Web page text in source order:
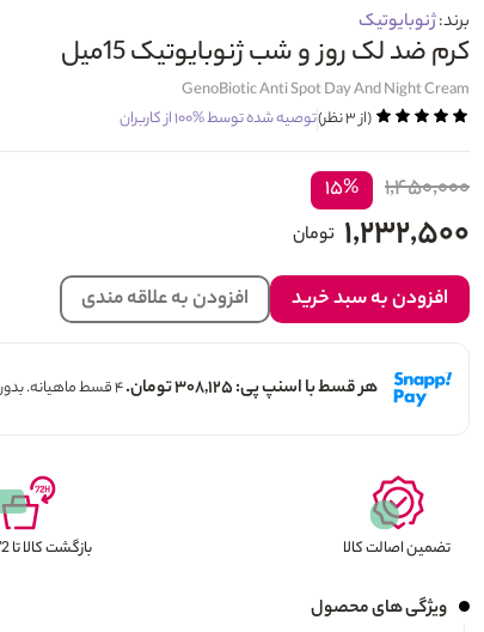
برند:ژنوبایوتیک
کرم ضد لک روز و شب ژنوبایوتیک 15میل
GenoBiotic Anti Spot Day And Night Cream
(از ۳ نظر)
توصیه شده توسط%۱۰۰ از کاربران
۱,۴۵۰,۰۰۰ ۱۵%
۱,۲۳۲,۵۰۰ تومان
افزودن به سبد خرید افزودن به علاقه مندی
هر قسط با اسنپ پی: ۳۰۸,۱۲۵ تومان. ۴ قسط ماهیانه. بدون سود. چک و ضامن.
تضمین اصالت کالا بازگشت کالا تا 72 ساعت
ویژگی های محصول